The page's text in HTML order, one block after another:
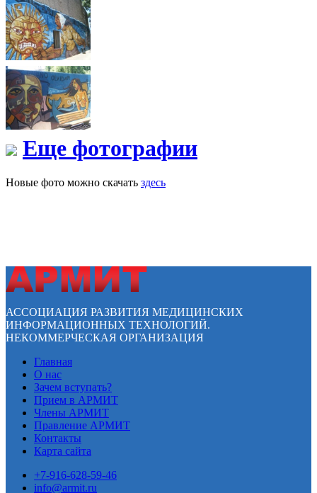
Еще фотографии
Новые фото можно скачать здесь
АССОЦИАЦИЯ РАЗВИТИЯ МЕДИЦИНСКИХ
ИНФОРМАЦИОННЫХ ТЕХНОЛОГИЙ.
НЕКОММЕРЧЕСКАЯ ОРГАНИЗАЦИЯ
Главная
О нас
Зачем вступать?
Прием в АРМИТ
Члены АРМИТ
Правление АРМИТ
Контакты
Карта сайта
+7-916-628-59-46
info@armit.ru